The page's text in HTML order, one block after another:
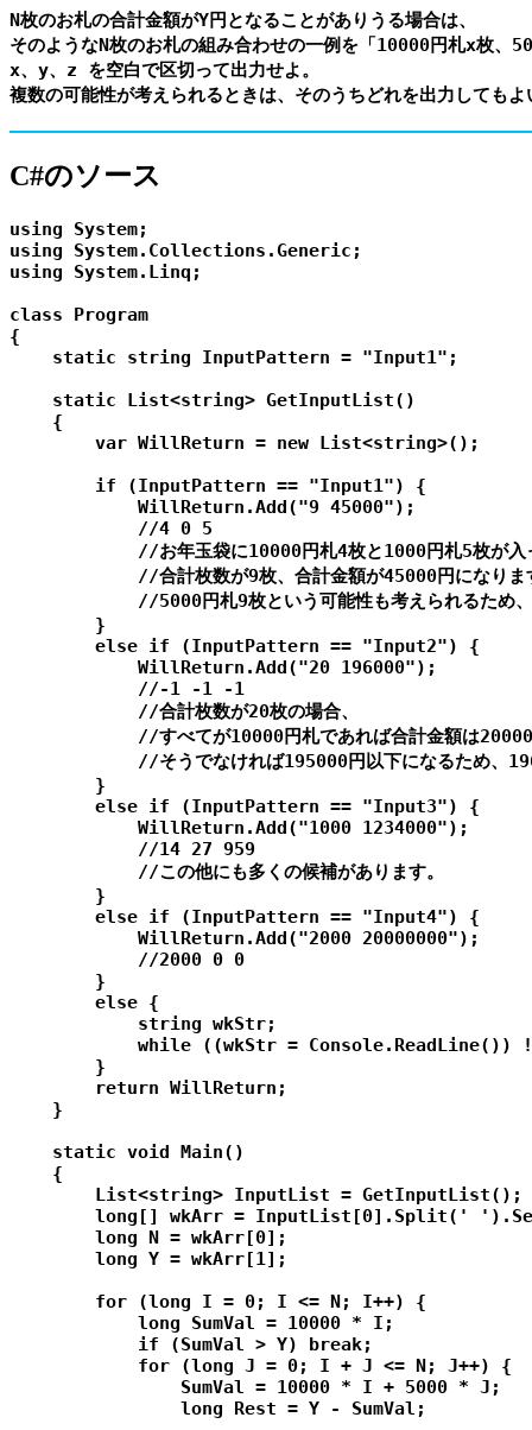
N枚のお札の合計金額がY円となることがありうる場合は、
そのようなN枚のお札の組み合わせの一例を「10000円札x枚、
x、y、z を空白で区切って出力せよ。
C#のソース
using System;
using System.Collections.Generic;
using System.Linq;
class Program
{
    static string InputPattern = "Input1";
    static List<string> GetInputList()
    {
        var WillReturn = new List<string>();
        if (InputPattern == "Input1") {
            WillReturn.Add("9 45000");
            //4 0 5
//お年玉袋に10000円札4枚と1000円札5枚が入
//合計枚数が9枚、合計金額が45000円になりま
//5000円札9枚という可能性も考えられるため
        }
        else if (InputPattern == "Input2") {
            WillReturn.Add("20 196000");
            //-1 -1 -1
            //合計枚数が20枚の場合、
//すべてが10000円札であれば合計金額は
//そうでなければ195000円以下になるため、
        }
        else if (InputPattern == "Input3") {
            WillReturn.Add("1000 1234000");
            //14 27 959
            //この他にも多くの候補があります。
        }
        else if (InputPattern == "Input4") {
            WillReturn.Add("2000 20000000");
            //2000 0 0
        }
        else {
            string wkStr;
while ((wkStr = Console.ReadLine())
        }
        return WillReturn;
    }
    static void Main()
    {
        List<string> InputList = GetInputList();
long[] wkArr = InputList[0].Split('
        long N = wkArr[0];
        long Y = wkArr[1];
        for (long I = 0; I <= N; I++) {
            long SumVal = 10000 * I;
            if (SumVal > Y) break;
            for (long J = 0; I + J <= N; J++) {
                SumVal = 10000 * I + 5000 * J;
                long Rest = Y - SumVal;